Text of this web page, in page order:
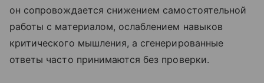
он сопровождается снижением самостоятельной
работы с материалом, ослаблением навыков
критического мышления, а сгенерированные
ответы часто принимаются без проверки.